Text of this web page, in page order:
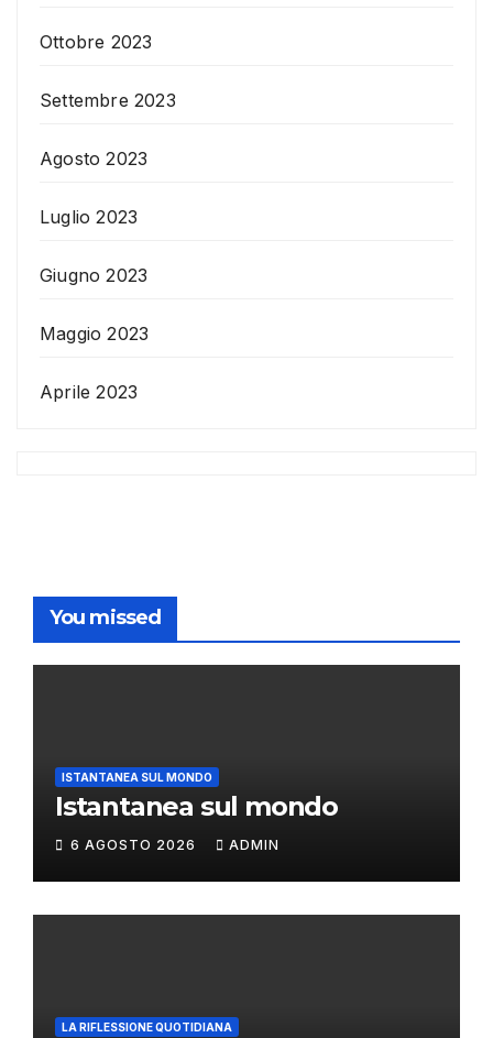
Ottobre 2023
Settembre 2023
Agosto 2023
Luglio 2023
Giugno 2023
Maggio 2023
Aprile 2023
You missed
ISTANTANEA SUL MONDO
Istantanea sul mondo
6 AGOSTO 2026 ADMIN
LA RIFLESSIONE QUOTIDIANA